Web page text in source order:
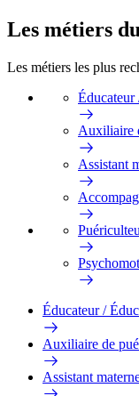
Les métiers
Les métiers les plus
Éducateur
Auxiliaire
Assistant
Éducateur /
Auxiliaire de
Assistant